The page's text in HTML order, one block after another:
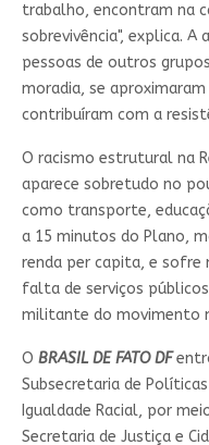
trabalho, encontram na
sobrevivência", explica. A
pessoas de outros
moradia, se
contribuíram com a
O racismo estrutural na
aparece sobretudo no
como transporte,
a 15 minutos do Plano,
renda per capita, e sofre
falta de serviços
militante do movimento
O BRASIL DE FATO DF
Subsecretaria de
Igualdade Racial, por
Secretaria de Justiça e